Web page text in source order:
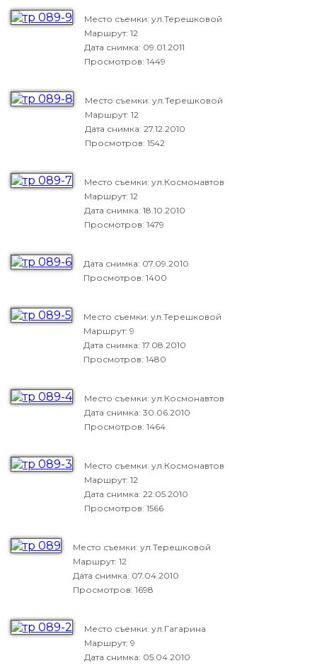
Место съемки: ул.Терешковой
Маршрут: 12
Дата снимка: 09.01.2011
Просмотров: 1449
Место съемки: ул.Терешковой
Маршрут: 12
Дата снимка: 27.12.2010
Просмотров: 1542
Место съемки: ул.Космонавтов
Маршрут: 12
Дата снимка: 18.10.2010
Просмотров: 1479
Дата снимка: 07.09.2010
Просмотров: 1400
Место съемки: ул.Терешковой
Маршрут: 9
Дата снимка: 17.08.2010
Просмотров: 1480
Место съемки: ул.Космонавтов
Дата снимка: 30.06.2010
Просмотров: 1464
Место съемки: ул.Космонавтов
Маршрут: 12
Дата снимка: 22.05.2010
Просмотров: 1566
Место съемки: ул.Терешковой
Маршрут: 12
Дата снимка: 07.04.2010
Просмотров: 1698
Место съемки: ул.Гагарина
Маршрут: 9
Дата снимка: 05.04.2010